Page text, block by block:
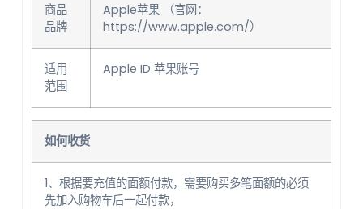
商品
品牌
Apple苹果 （官网：
https://www.apple.com/）
适用
范围
Apple ID 苹果账号
如何收货
1、根据要充值的面额付款，需要购买多笔面额的必须
先加入购物车后一起付款，